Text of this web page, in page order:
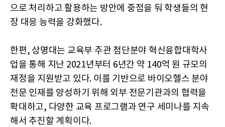
으로 처리하고 활용하는 방안에 중점을 둬 학생들의 현
장 대응 능력을 강화했다.
한편, 상명대는 교육부 주관 첨단분야 혁신융합대학사
업을 통해 지난 2021년부터 6년간 약 140억 원 규모의
재정을 지원받고 있다. 이를 기반으로 바이오헬스 분야
전문 인재를 양성하기 위해 외부 전문기관과의 협력을
확대하고, 다양한 교육 프로그램과 연구 세미나를 지속
해서 추진할 계획이다.